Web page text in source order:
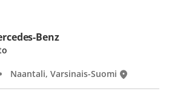
Benz
Naantali, Varsinais-Suomi